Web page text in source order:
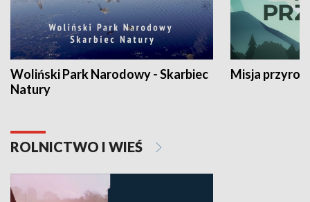
Woliński Park Narodowy - Skarbiec
Natury
Misja
ROLNICTWO I WIEŚ